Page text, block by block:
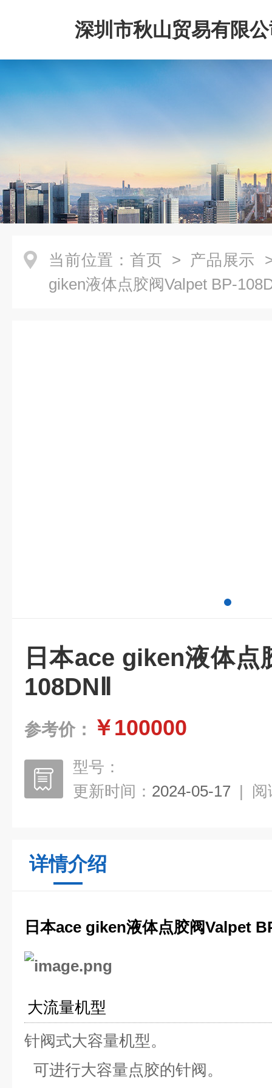
深圳市秋山贸易有限
当前位置： 首页 > 产品展示
giken液体点胶阀Valpet BP-
日本ace giken液体点
108DNⅡ
参考价： ￥100000
型号：
更新时间： 2024-05-17 | 阅
详情介绍
日本ace giken液体点胶阀Valpet
大流量机型
针阀式大容量机型。
可进行大容量点胶的针阀。